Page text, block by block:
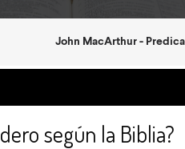
según la Biblia?